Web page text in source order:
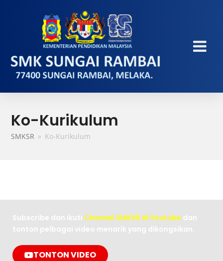
Ko-Kurikulum
SMKSR » Ko-Kurikulum
Subscribe dan ikuti Channel SMKSR di Youtube dan
tonton pelbagai video menarik yang dikongsikan.
TONTON VIDEO